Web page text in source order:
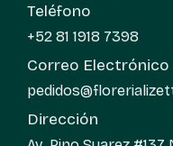
Teléfono
+52 81 1918 7398
Correo Electrónico
Dirección